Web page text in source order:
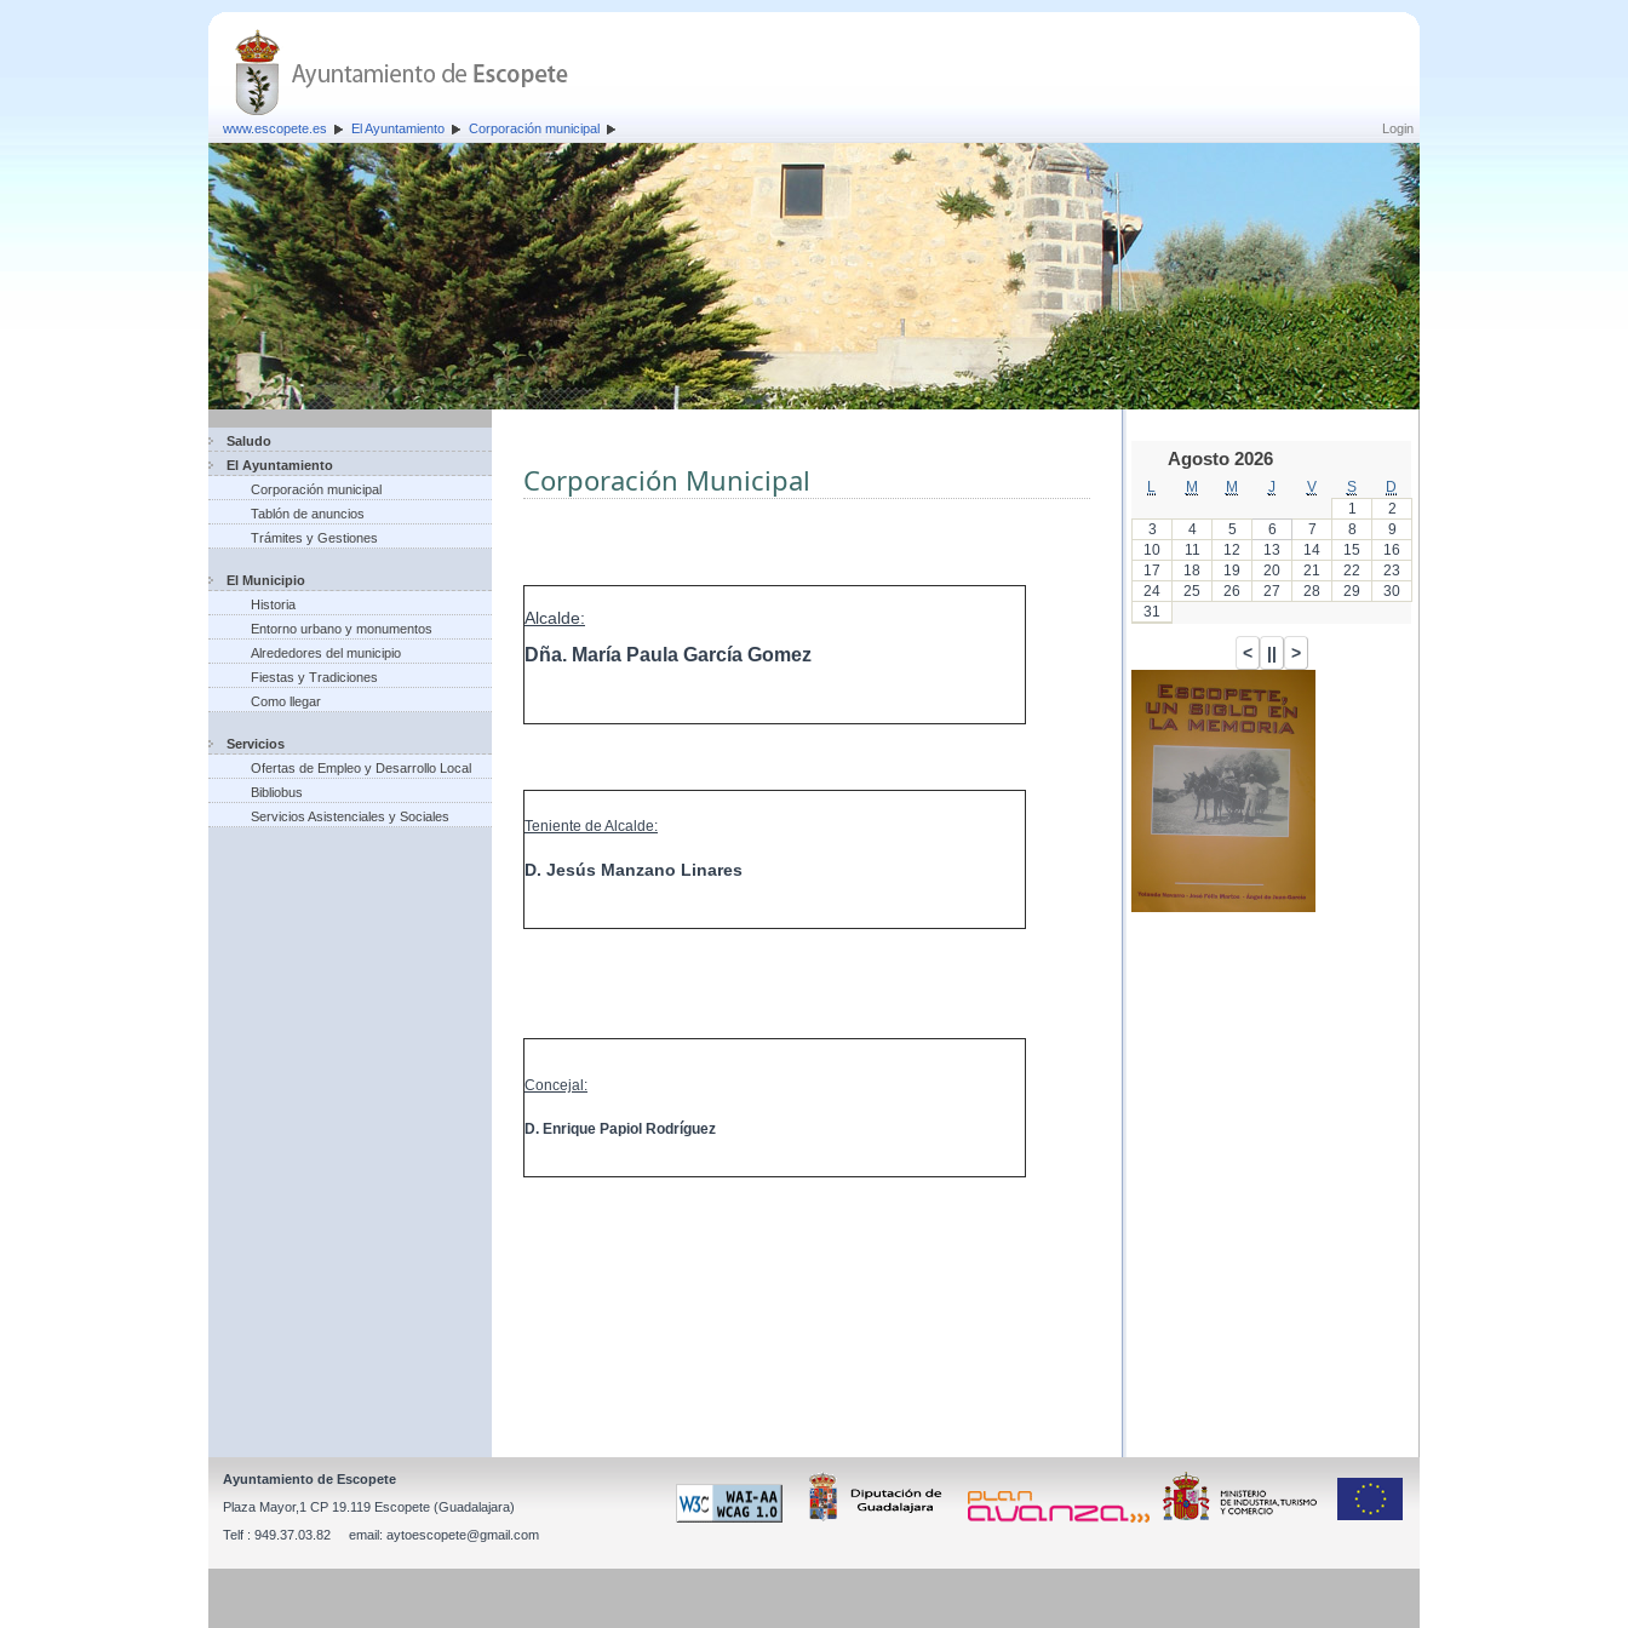
Login
www.escopete.es El Ayuntamiento Corporación municipal
Saludo
El Ayuntamiento
Corporación municipal
Tablón de anuncios
Trámites y Gestiones
El Municipio
Historia
Entorno urbano y monumentos
Alrededores del municipio
Fiestas y Tradiciones
Como llegar
Servicios
Ofertas de Empleo y Desarrollo Local
Bibliobus
Servicios Asistenciales y Sociales
Corporación Municipal
Alcalde:
Dña. María Paula García Gomez
Teniente de Alcalde:
D. Jesús Manzano Linares
Concejal:
D. Enrique Papiol Rodríguez
Agosto 2026
M M J V S
D
1
2
3
4 5 6 7 8
9
10
11 12 13 14 15
16
17
18 19 20 21 22
23
24
25 26 27 28 29
30
31
Ayuntamiento de Escopete
Plaza Mayor,1 CP 19.119 Escopete (Guadalajara)
Telf : 949.37.03.82 email: aytoescopete@gmail.com